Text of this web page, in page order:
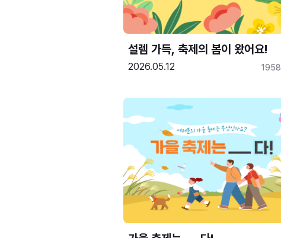
설렘 가득, 축제의 봄이 왔어요!
2026.05.12 1958